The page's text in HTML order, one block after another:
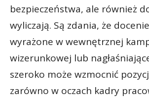
bezpieczeństwa, ale również
wyliczają. Są zdania, że
wyrażone w wewnętrznej
wizerunkowej lub
szeroko może wzmocnić
zarówno w oczach kadry